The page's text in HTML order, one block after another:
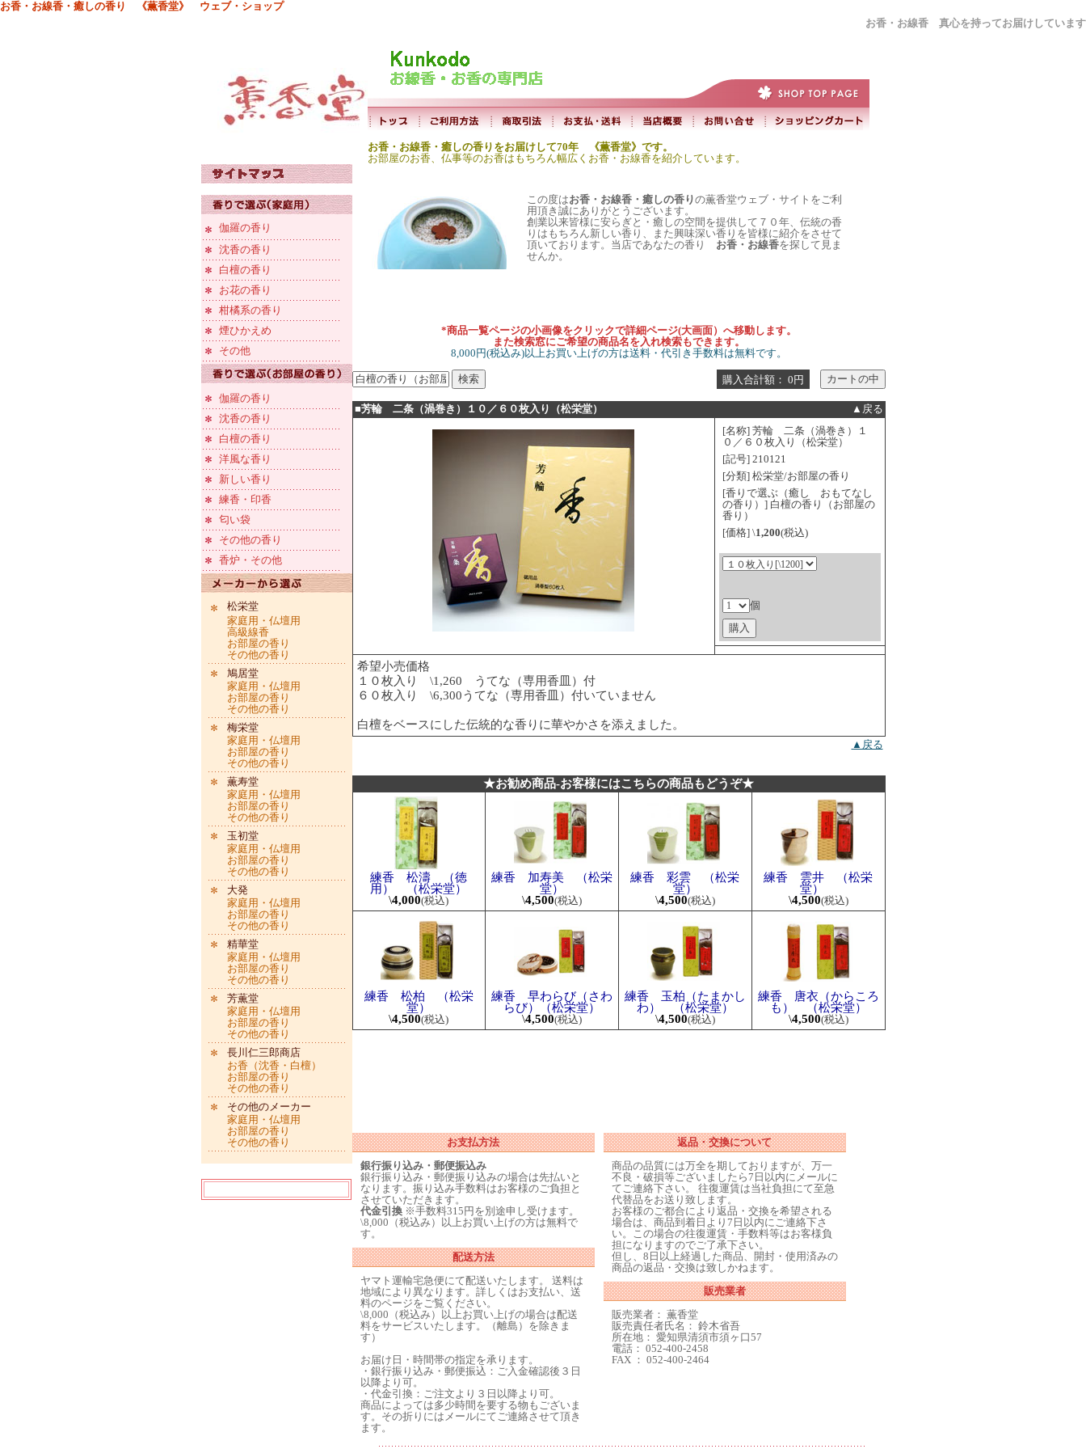
お香・お線香・癒しの香り 《薫香堂》 ウェブ・ショップ
お香・お線香 真心を持ってお届けしています
お香・お線香・癒しの香りをお届けして70年 《薫香堂》です。
お部屋のお香、仏事等のお香はもちろん幅広くお香・お線香を紹介しています。
伽羅の香り
沈香の香り
白檀の香り
お花の香り
柑橘系の香り
煙ひかえめ
その他
伽羅の香り
沈香の香り
白檀の香り
洋風な香り
新しい香り
練香・印香
匂い袋
その他の香り
香炉・その他
松栄堂
家庭用・仏壇用
高級線香
お部屋の香り
その他の香り
鳩居堂
家庭用・仏壇用
お部屋の香り
その他の香り
梅栄堂
家庭用・仏壇用
お部屋の香り
その他の香り
薫寿堂
家庭用・仏壇用
お部屋の香り
その他の香り
玉初堂
家庭用・仏壇用
お部屋の香り
その他の香り
大発
家庭用・仏壇用
お部屋の香り
その他の香り
精華堂
家庭用・仏壇用
お部屋の香り
その他の香り
芳薫堂
家庭用・仏壇用
お部屋の香り
その他の香り
長川仁三郎商店
お香（沈香・白檀）
お部屋の香り
その他の香り
その他のメーカー
家庭用・仏壇用
お部屋の香り
その他の香り
この度はお香・お線香・癒しの香りの薫香堂ウェブ・サイトをご利
用頂き誠にありがとうございます。
創業以来皆様に安らぎと・癒しの空間を提供して７０年、伝統の香
りはもちろん新しい香り、また興味深い香りを皆様に紹介をさせて
頂いております。当店であなたの香り お香・お線香を探して見ま
せんか。
*商品一覧ページの小画像をクリックで詳細ページ(大画面）へ移動します。
また検索窓にご希望の商品名を入れ検索もできます。
8,000円(税込み)以上お買い上げの方は送料・代引き手数料は無料です。
購入合計額： 0円
■芳輪 二条（渦巻き）１０／６０枚入り（松栄堂）
▲戻る
[名称] 芳輪 二条（渦巻き）１
０／６０枚入り（松栄堂）
[記号] 210121
[分類] 松栄堂/お部屋の香り
[香りで選ぶ（癒し おもてなし
の香り）] 白檀の香り（お部屋の
香り）
[価格] \1,200(税込)
個
希望小売価格
１０枚入り \1,260 うてな（専用香皿）付
６０枚入り \6,300うてな（専用香皿）付いていません
白檀をベースにした伝統的な香りに華やかさを添えました。
▲戻る
★お勧め商品-お客様にはこちらの商品もどうぞ★
練香 松濤 （徳
用） （松栄堂）
\4,000(税込)
練香 加寿美 （松栄
堂）
\4,500(税込)
練香 彩雲 （松栄
堂）
\4,500(税込)
練香 雲井 （松栄
堂）
\4,500(税込)
練香 松柏 （松栄
堂）
\4,500(税込)
練香 早わらび（さわ
らび）（松栄堂）
\4,500(税込)
練香 玉柏（たまかし
わ） （松栄堂）
\4,500(税込)
練香 唐衣（からころ
も） （松栄堂）
\4,500(税込)
お支払方法
銀行振り込み・郵便振込み
銀行振り込み・郵便振り込みの場合は先払いと
なります。振り込み手数料はお客様のご負担と
させていただきます。
代金引換※手数料315円を別途申し受けます。
\8,000（税込み）以上お買い上げの方は無料で
す。
配送方法
ヤマト運輸宅急便にて配送いたします。 送料は
地域により異なります。詳しくはお支払い、送
料のページをご覧ください。
\8,000（税込み）以上お買い上げの場合は配送
料をサービスいたします。（離島）を除きま
す）
お届け日・時間帯の指定を承ります。
・銀行振り込み・郵便振込：ご入金確認後３日
以降より可。
・代金引換：ご注文より３日以降より可。
商品によっては多少時間を要する物もございま
す。その折りにはメールにてご連絡させて頂き
ます。
返品・交換について
商品の品質には万全を期しておりますが、万一
不良・破損等ございましたら7日以内にメールに
てご連絡下さい。 往復運賃は当社負担にて至急
代替品をお送り致します。
お客様のご都合により返品・交換を希望される
場合は、商品到着日より7日以内にご連絡下さ
い。この場合の往復運賃・手数料等はお客様負
担になりますのでご了承下さい。
但し、8日以上経過した商品、開封・使用済みの
商品の返品・交換は致しかねます。
販売業者
販売業者： 薫香堂
販売責任者氏名： 鈴木省吾
所在地： 愛知県清須市須ヶ口57
電話： 052-400-2458
FAX ： 052-400-2464